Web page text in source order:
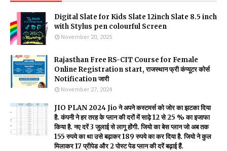
Digital Slate for Kids Slate 12inch Slate 8.5 inch
with Stylus pen colourful Screen
November 20, 2025
Rajasthan Free RS-CIT Course for Female
Online Registration start, राजस्थान फ्री कंप्यूटर कोर्स
Notification जारी
November 27, 2024
JIO PLAN 2024 Jio ने अपने कस्टमर्स को जोर का झटका दिया
है. कंपनी ने हर तरह के प्लान की दरों में साढ़े 12 से 25 % का इजाफा
किया है. नए दरें 3 जुलाई से लागू होंगी. जियो का बेस प्लान जो अब तक
155 रुपये का था उसे बढ़ाकर 189 रुपये का कर दिया है. जियो ने कुल
मिलाकर 17 प्रीपेड और 2 पोस्ट पेड प्लान की दरें बढ़ाई हैं.